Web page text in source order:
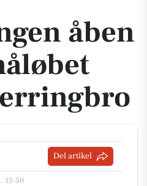
åben
Del artikel
15:50